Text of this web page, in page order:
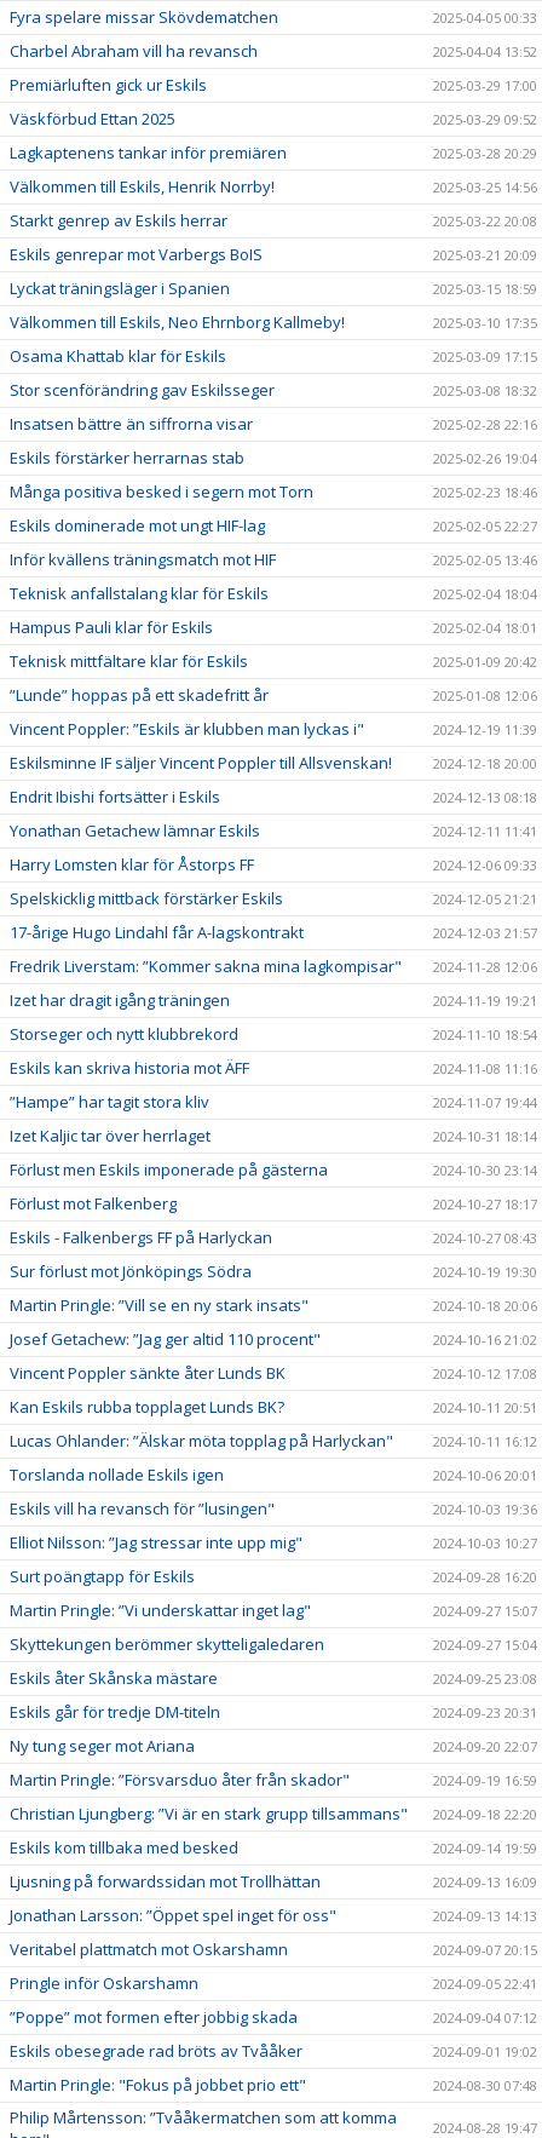
Fyra spelare missar Skövdematchen 2025-04-05 00:33
Charbel Abraham vill ha revansch 2025-04-04 13:52
Premiärluften gick ur Eskils 2025-03-29 17:00
Väskförbud Ettan 2025 2025-03-29 09:52
Lagkaptenens tankar inför premiären 2025-03-28 20:29
Välkommen till Eskils, Henrik Norrby! 2025-03-25 14:56
Starkt genrep av Eskils herrar 2025-03-22 20:08
Eskils genrepar mot Varbergs BoIS 2025-03-21 20:09
Lyckat träningsläger i Spanien 2025-03-15 18:59
Välkommen till Eskils, Neo Ehrnborg Kallmeby! 2025-03-10 17:35
Osama Khattab klar för Eskils 2025-03-09 17:15
Stor scenförändring gav Eskilsseger 2025-03-08 18:32
Insatsen bättre än siffrorna visar 2025-02-28 22:16
Eskils förstärker herrarnas stab 2025-02-26 19:04
Många positiva besked i segern mot Torn 2025-02-23 18:46
Eskils dominerade mot ungt HIF-lag 2025-02-05 22:27
Inför kvällens träningsmatch mot HIF 2025-02-05 13:46
Teknisk anfallstalang klar för Eskils 2025-02-04 18:04
Hampus Pauli klar för Eskils 2025-02-04 18:01
Teknisk mittfältare klar för Eskils 2025-01-09 20:42
”Lunde” hoppas på ett skadefritt år 2025-01-08 12:06
Vincent Poppler: ”Eskils är klubben man lyckas i" 2024-12-19 11:39
Eskilsminne IF säljer Vincent Poppler till Allsvenskan! 2024-12-18 20:00
Endrit Ibishi fortsätter i Eskils 2024-12-13 08:18
Yonathan Getachew lämnar Eskils 2024-12-11 11:41
Harry Lomsten klar för Åstorps FF 2024-12-06 09:33
Spelskicklig mittback förstärker Eskils 2024-12-05 21:21
17-årige Hugo Lindahl får A-lagskontrakt 2024-12-03 21:57
Fredrik Liverstam: ”Kommer sakna mina lagkompisar" 2024-11-28 12:06
Izet har dragit igång träningen 2024-11-19 19:21
Storseger och nytt klubbrekord 2024-11-10 18:54
Eskils kan skriva historia mot ÄFF 2024-11-08 11:16
”Hampe” har tagit stora kliv 2024-11-07 19:44
Izet Kaljic tar över herrlaget 2024-10-31 18:14
Förlust men Eskils imponerade på gästerna 2024-10-30 23:14
Förlust mot Falkenberg 2024-10-27 18:17
Eskils - Falkenbergs FF på Harlyckan 2024-10-27 08:43
Sur förlust mot Jönköpings Södra 2024-10-19 19:30
Martin Pringle: ”Vill se en ny stark insats" 2024-10-18 20:06
Josef Getachew: ”Jag ger altid 110 procent" 2024-10-16 21:02
Vincent Poppler sänkte åter Lunds BK 2024-10-12 17:08
Kan Eskils rubba topplaget Lunds BK? 2024-10-11 20:51
Lucas Ohlander: ”Älskar möta topplag på Harlyckan" 2024-10-11 16:12
Torslanda nollade Eskils igen 2024-10-06 20:01
Eskils vill ha revansch för ”lusingen" 2024-10-03 19:36
Elliot Nilsson: ”Jag stressar inte upp mig" 2024-10-03 10:27
Surt poängtapp för Eskils 2024-09-28 16:20
Martin Pringle: ”Vi underskattar inget lag" 2024-09-27 15:07
Skyttekungen berömmer skytteligaledaren 2024-09-27 15:04
Eskils åter Skånska mästare 2024-09-25 23:08
Eskils går för tredje DM-titeln 2024-09-23 20:31
Ny tung seger mot Ariana 2024-09-20 22:07
Martin Pringle: ”Försvarsduo åter från skador" 2024-09-19 16:59
Christian Ljungberg: ”Vi är en stark grupp tillsammans" 2024-09-18 22:20
Eskils kom tillbaka med besked 2024-09-14 19:59
Ljusning på forwardssidan mot Trollhättan 2024-09-13 16:09
Jonathan Larsson: ”Öppet spel inget för oss" 2024-09-13 14:13
Veritabel plattmatch mot Oskarshamn 2024-09-07 20:15
Pringle inför Oskarshamn 2024-09-05 22:41
”Poppe” mot formen efter jobbig skada 2024-09-04 07:12
Eskils obesegrade rad bröts av Tvååker 2024-09-01 19:02
Martin Pringle: "Fokus på jobbet prio ett" 2024-08-30 07:48
Philip Mårtensson: ”Tvååkermatchen som att komma
2024-08-28 19:47